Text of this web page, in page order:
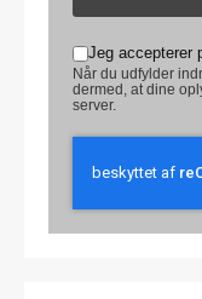
Jeg accepterer
Når du udfylder
dermed, at dine
server.